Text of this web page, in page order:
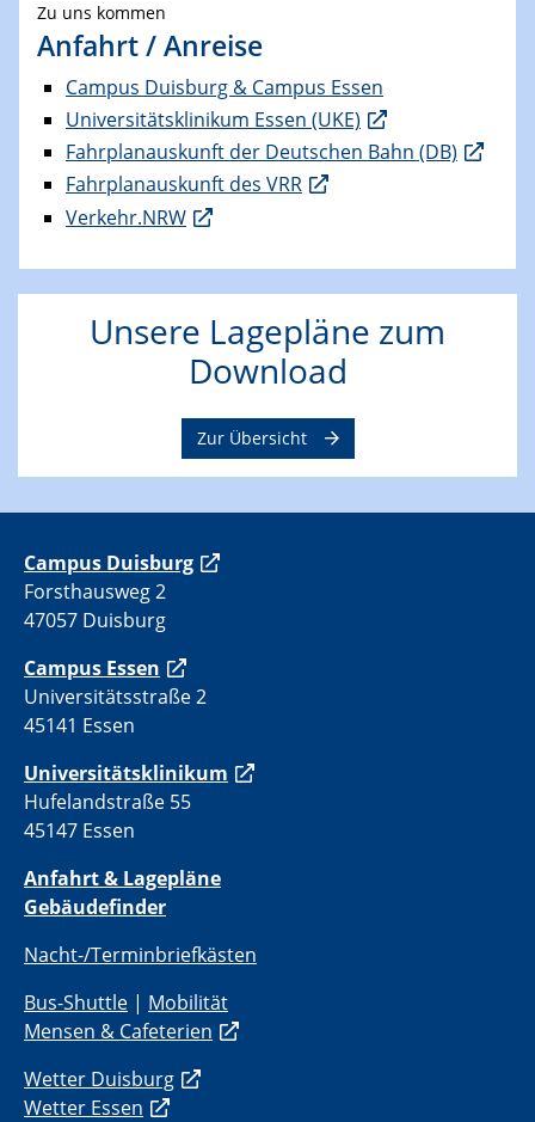
Zu uns kommen
Anfahrt / Anreise
Campus Duisburg & Campus Essen
Universitätsklinikum Essen (UKE)
Fahrplanauskunft der Deutschen Bahn (DB)
Fahrplanauskunft des VRR
Verkehr.NRW
Unsere Lagepläne zum
Download
Zur Übersicht
Campus Duisburg
Forsthausweg 2
47057 Duisburg
Campus Essen
Universitätsstraße 2
45141 Essen
Universitätsklinikum
Hufelandstraße 55
45147 Essen
Anfahrt & Lagepläne
Gebäudefinder
Nacht-/Terminbriefkästen
Bus-Shuttle | Mobilität
Mensen & Cafeterien
Wetter Duisburg
Wetter Essen